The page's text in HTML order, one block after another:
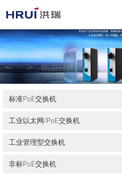
标准PoE交换机
工业以太网/PoE交换机
工业管理型交换机
非标PoE交换机